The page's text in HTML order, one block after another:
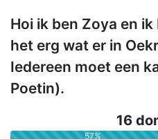
Hoi ik ben Zoya en
het erg wat er in
Iedereen moet een
Poetin).
16
57%